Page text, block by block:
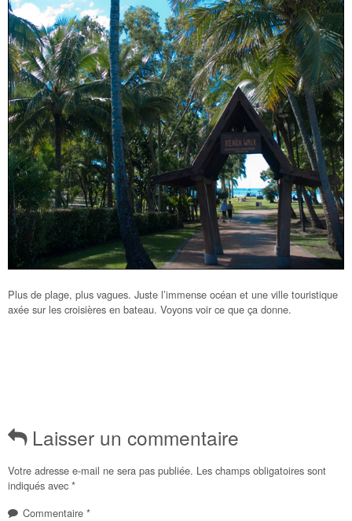
Plus de plage, plus vagues. Juste l’immense océan et une ville touristique
axée sur les croisières en bateau. Voyons voir ce que ça donne.
Laisser un commentaire
Votre adresse e-mail ne sera pas publiée. Les champs obligatoires sont
indiqués avec *
Commentaire *